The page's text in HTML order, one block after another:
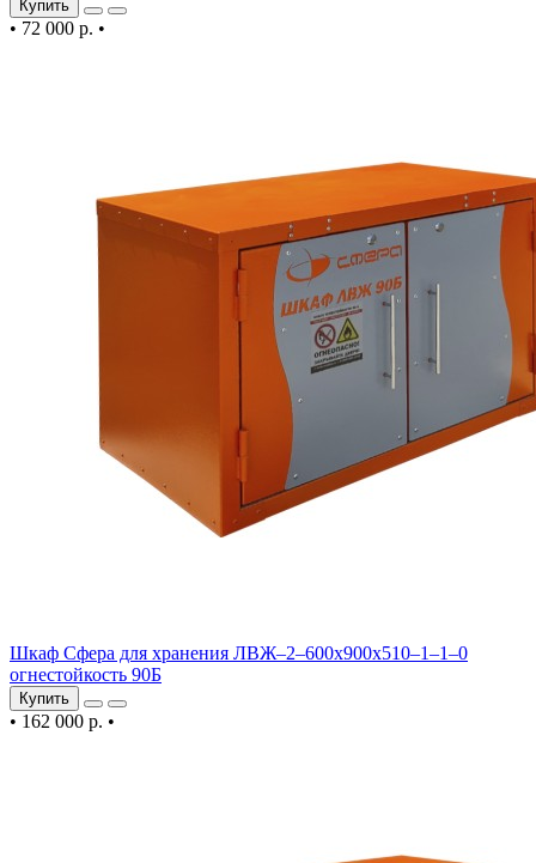
Купить
• 72 000 р. •
Шкаф Сфера для хранения ЛВЖ–2–600х900х510–1–1–0
огнестойкость 90Б
Купить
• 162 000 р. •